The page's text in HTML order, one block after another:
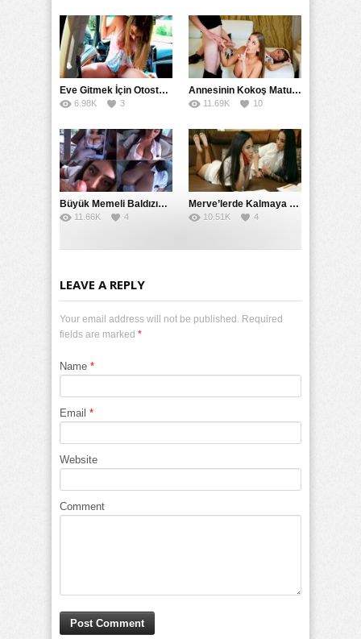
Eve Gitmek İçin Otostop Çeken Üniversiteli Bedelini Ödedi
6.98K 3
Annesinin Kokoş Mature Arkadaşı Tarafından Saksoya Uğradı
11.69K 10
Büyük Memeli Baldızının Takipçilerinin Çoğalması İçin Yardım Etti
11.66K 4
Merve’lerde Kalmaya Gelen Liseli Kız Fanteziyi Dibine Verdirdi
10.51K 4
LEAVE A REPLY
Your email address will not be published. Required
fields are marked *
Name *
Email *
Website
Comment